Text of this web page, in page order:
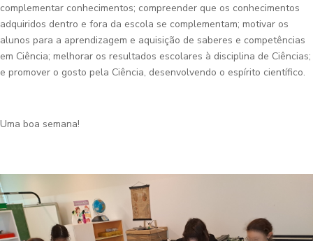
complementar conhecimentos; compreender que os conhecimentos
adquiridos dentro e fora da escola se complementam; motivar os
alunos para a aprendizagem e aquisição de saberes e competências
em Ciência; melhorar os resultados escolares à disciplina de Ciências;
e promover o gosto pela Ciência, desenvolvendo o espírito científico.
Uma boa semana!